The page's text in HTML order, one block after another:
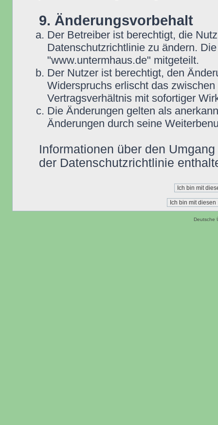
9. Änderungsvorbehalt
Der Betreiber ist berechtigt, die
Datenschutzrichtlinie zu ändern.
"www.untermhaus.de" mitgeteilt.
Der Nutzer ist berechtigt, den
Widerspruchs erlischt das
Vertragsverhältnis mit sofortiger
Die Änderungen gelten als
Änderungen durch seine
Informationen über den
der Datenschutzrichtlinie
Deutsche